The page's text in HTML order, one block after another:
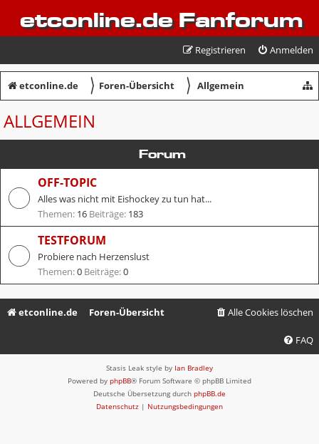
etconline.de Fanforum
Anmelden
Registrieren
etconline.de 〉 Foren-Übersicht 〉 Allgemein
ALLGEMEIN
Forum
OFF-TOPIC
Alles was nicht mit Eishockey zu tun hat...
Themen: 16 Beiträge: 183
TESTFORUM
Probiere nach Herzenslust
Themen:0 Beiträge:0
etconline.de Foren-Übersicht Alle Cookies löschen
FAQ
Stasis Leak style by Ian Bradley
Powered by phpBB® Forum Software © phpBB Limited
Deutsche Übersetzung durch phpBB.de
Datenschutz | Nutzungsbedingungen